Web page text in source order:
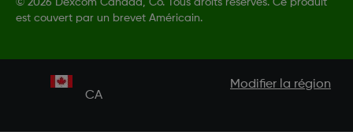
est couvert par un brevet Américain.
CA
Modifier la région